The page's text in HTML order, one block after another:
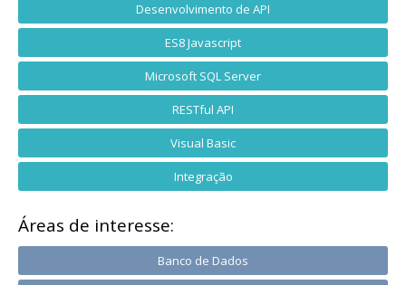
Desenvolvimento de API
ES8 Javascript
Microsoft SQL Server
RESTful API
Visual Basic
Integração
Áreas de interesse:
Banco de Dados